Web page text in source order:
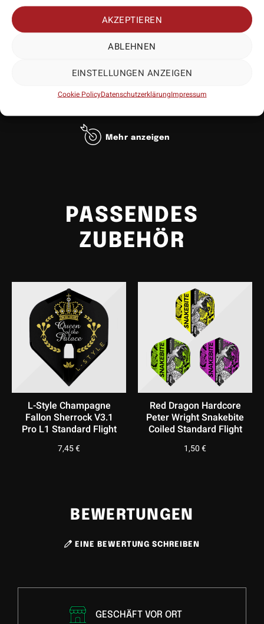
AKZEPTIEREN
ABLEHNEN
EINSTELLUNGEN ANZEIGEN
Cookie PolicyDatenschutzerklärungImpressum
Mehr anzeigen
PASSENDES
ZUBEHÖR
L-Style Champagne
Fallon Sherrock V3.1
Pro L1 Standard Flight
7,45€
Red Dragon Hardcore
Peter Wright Snakebite
Coiled Standard Flight
1,50€
BEWERTUNGEN
EINE BEWERTUNG SCHREIBEN
GESCHÄFT VOR ORT